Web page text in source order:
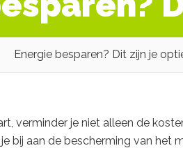
Energie besparen? Dit zijn je
verminder je niet alleen de
bij aan de bescherming van het